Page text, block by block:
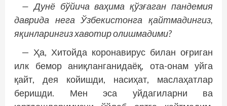
— Дунё бўйича ваҳима қўзғаган пандемия
даврида нега Ўзбекистонга қайтмадингиз,
яқинларингиз хавотир олишмадими?
— Ҳа, Хитойда коронавирус билан оғриган
илк бемор аниқланганидаёқ, ота-онам уйга
қайт, дея койишди, насиҳат, маслаҳатлар
беришди. Мен эса уйдагиларни ва